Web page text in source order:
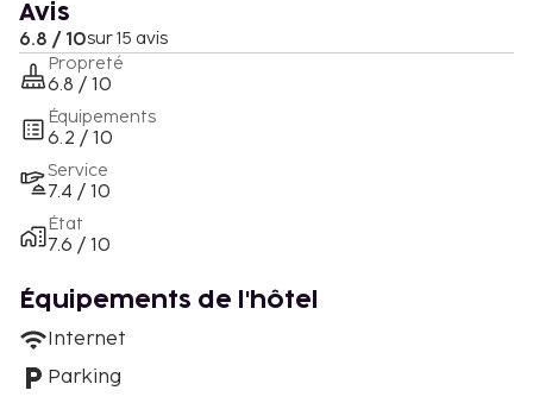
Avis
6.8 / 10sur 15 avis
Propreté
6.8 / 10
Équipements
6.2 / 10
Service
7.4 / 10
État
7.6 / 10
Équipements de l'hôtel
Internet
Parking